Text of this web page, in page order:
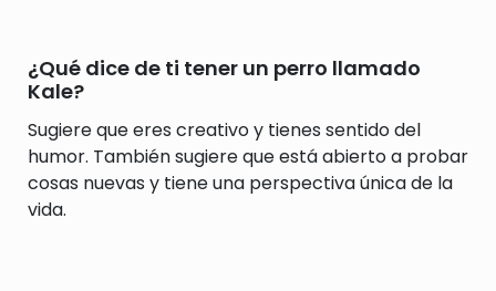
¿Qué dice de ti tener un perro llamado
Kale?
Sugiere que eres creativo y tienes sentido del
humor. También sugiere que está abierto a probar
cosas nuevas y tiene una perspectiva única de la
vida.